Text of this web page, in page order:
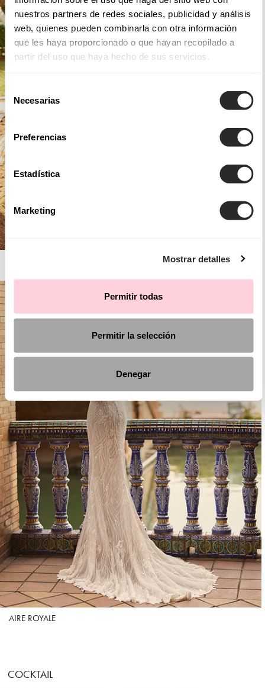
nuestros partners de redes sociales, publicidad y análisis
web, quienes pueden combinarla con otra información
que les haya proporcionado o que hayan recopilado a
partir del uso que haya hecho de sus servicios.
Selección
de
consentimiento
Necesarias
Preferencias
Estadística
Marketing
Mostrar detalles
Permitir todas
Permitir la selección
Denegar
AIRE ROYALE
COCKTAIL